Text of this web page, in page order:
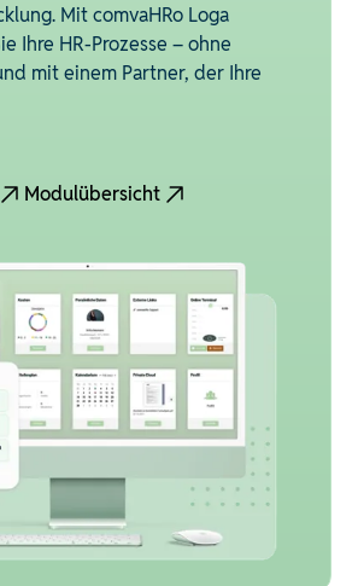
Mit comvaHRo Loga
Ihre HR-Prozesse – ohne
mit einem Partner, der Ihre
Modulübersicht